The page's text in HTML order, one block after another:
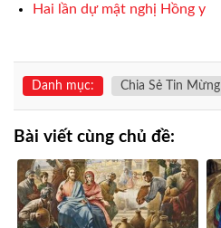
Hai lần dự mật nghị Hồng y
Danh mục: Chia Sẻ Tin Mừng
Bài viết cùng chủ đề: